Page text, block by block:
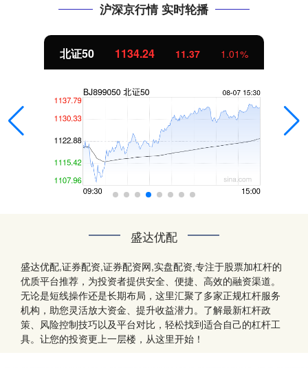
沪深京行情 实时轮播
北证50 1134.24 11.37 1.01%
盛达优配
盛达优配,证券配资,证券配资网,实盘配资,专注于股票加杠杆的
优质平台推荐，为投资者提供安全、便捷、高效的融资渠道。
无论是短线操作还是长期布局，这里汇聚了多家正规杠杆服务
机构，助您灵活放大资金、提升收益潜力。了解最新杠杆政
策、风险控制技巧以及平台对比，轻松找到适合自己的杠杆工
具。让您的投资更上一层楼，从这里开始！